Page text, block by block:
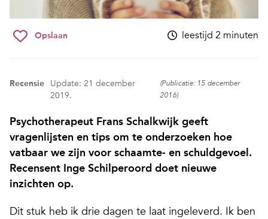
Opslaan leestijd 2 minuten
Recensie
Update: 21 december
2019.
(Publicatie: 15 december
2016)
Psychotherapeut Frans Schalkwijk geeft
vragenlijsten en tips om te onderzoeken hoe
vatbaar we zijn voor schaamte- en schuldgevoel.
Recensent Inge Schilperoord doet nieuwe
inzichten op.
Dit stuk heb ik drie dagen te laat ingeleverd. Ik ben